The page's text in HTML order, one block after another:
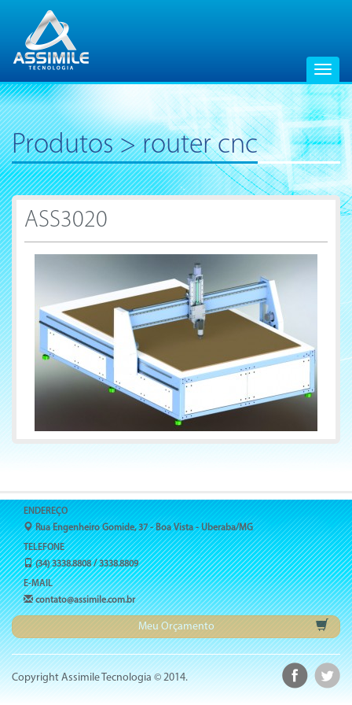
Logo
Produtos > router cnc
ASS3020
ENDEREÇO
Rua Engenheiro Gomide, 37 - Boa Vista - Uberaba/MG
TELEFONE
(34) 3338.8808 / 3338.8809
E-MAIL
contato@assimile.com.br
Meu Orçamento
Copyright Assimile Tecnologia © 2014.